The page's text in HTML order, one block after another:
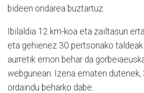
bideen ondarea buztartuz.
Ibilaldia 12 km-koa eta zailtasun
eta gehienez 30 pertsonako
aurretik emon behar da
webgunean. Izena ematen
ordaindu beharko dabe.